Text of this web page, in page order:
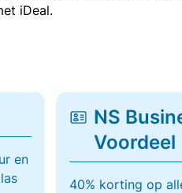
iDeal.
en
NS
Voordeel
40% korting op